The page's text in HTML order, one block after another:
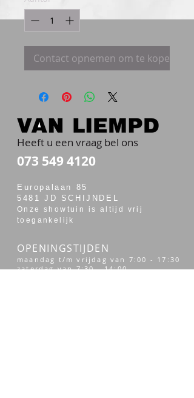
Contact opnemen om te kopen
Heeft u een vraag bel ons
073 549 4120
Europalaan 85
5481 JD SCHIJNDEL
Onze showtuin is altijd vrij
toegankelijk
OPENINGSTIJDEN
maandag t/m vrijdag van 7:00 - 17:30
zaterdag van 7:30 - 14:00